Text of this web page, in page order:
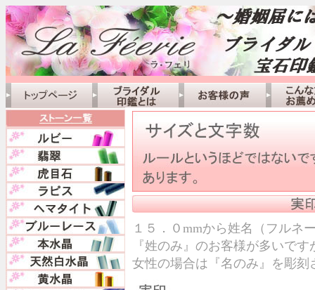
１５．０mmから姓名（フルネ
『姓のみ』のお客様が多いです
女性の場合は『名のみ』を彫刻